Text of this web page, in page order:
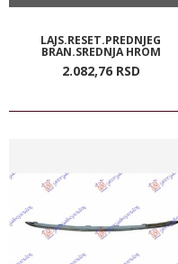
LAJS.RESET.PREDNJEG
BRAN.SREDNJA HROM
2.082,76 RSD